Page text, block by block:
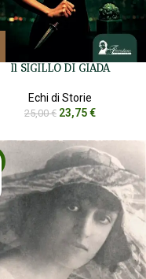
Il SIGILLO DI GIADA
Echi di Storie
25,00€ 23,75€